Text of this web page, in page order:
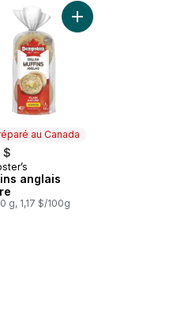
anglais de blé entier Menu bleu
au Canada
$
au Canada
anglais
g, 1,17 $/100g
Ajouter Muffins
anglais au panier